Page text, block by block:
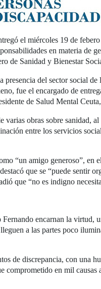
el miércoles 19 de
en materia de
de Sanidad y Bienestar
del sector social
fue el encargado de
de Salud Mental
obras sobre sanidad,
entre los servicios
“un amigo generoso”, en
que se “puede sentir
que “no es indigno
encarnan la virtud,
a las partes poco
de discrepancia, con una
comprometido en mil